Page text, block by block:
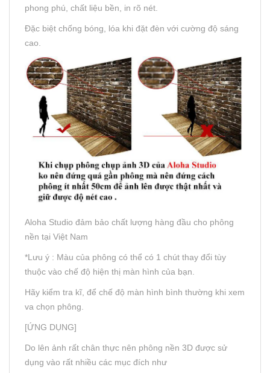
phong phú, chất liệu bền, in rõ nét.
Đặc biệt chống bóng, lóa khi đặt đèn với cường độ sáng
cao.
Aloha Studio đảm bảo chất lượng hàng đầu cho phông
nền tại Việt Nam
*Lưu ý : Màu của phông có thể có 1 chút thay đổi tùy
thuộc vào chế độ hiện thị màn hình của bạn.
Hãy kiểm tra kĩ, để chế độ màn hình bình thường khi xem
va chọn phông.
[ỨNG DỤNG]
Do lên ảnh rất chân thực nên phông nền 3D được sử
dụng vào rất nhiều các mục đích như